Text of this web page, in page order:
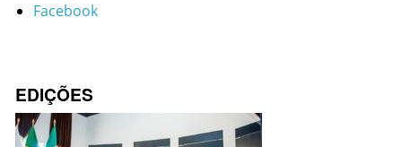
Facebook
EDIÇÕES